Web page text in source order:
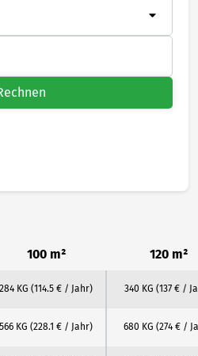
100 m² 120 m²
284 KG (114.5 € / Jahr) 340 KG (137 € /
566 KG (228.1 € / Jahr) 680 KG (274 € /